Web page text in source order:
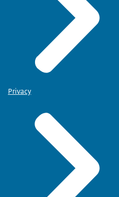
Privacy